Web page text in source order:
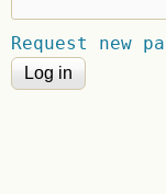
Request new